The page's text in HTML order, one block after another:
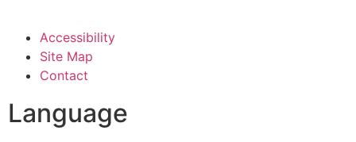
Accessibility
Site Map
Contact
Language